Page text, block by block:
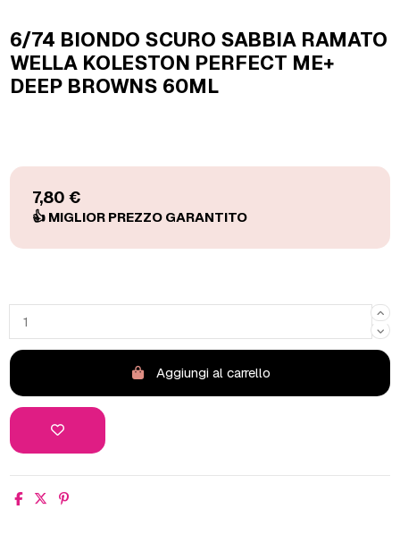
6/74 BIONDO SCURO SABBIA RAMATO
WELLA KOLESTON PERFECT ME+
DEEP BROWNS 60ML
7,80 €
Aggiungi al carrello